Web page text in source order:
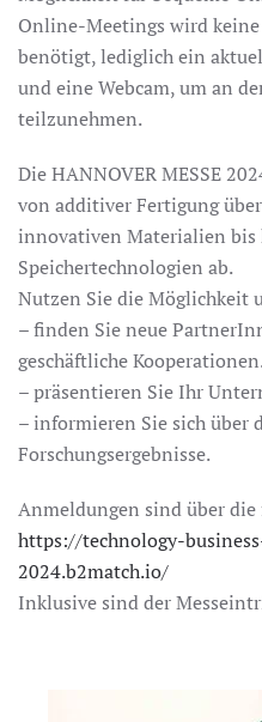
Online-Meetings wird
benötigt, lediglich ein
und eine Webcam, um an
teilzunehmen.
Die HANNOVER MESSE
von additiver Fertigung
innovativen Materialien
Speichertechnologien ab.
Nutzen Sie die Möglichkeit
– finden Sie neue
geschäftliche
– präsentieren Sie Ihr
– informieren Sie sich über
Forschungsergebnisse.
Anmeldungen sind über
https://technology-
2024.b2match.io/
Inklusive sind der